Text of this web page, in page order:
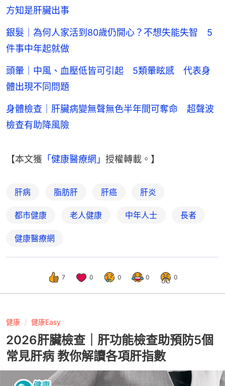
方知是肝臟出事
銀髮｜為何人家活到80歲仍開心？不想失能失智 5
件事中年起就做
頭暈｜中風、血壓低皆可引起 5類暈眩感 代表身
體出現不同問題
身體檢查｜肝臟病變無聲無色半年間可奪命 超聲波
檢查有助降風險
【本文獲 「健康醫療網」 授權轉載。】
肝病 脂肪肝 肝癌 肝炎
都市健康 老人健康 中年人士 長者
健康醫療網
7 0 0 0 0
健康 健康Easy
2026肝臟檢查｜肝功能檢查助預防5個
常見肝病 教你解讀各項肝指數